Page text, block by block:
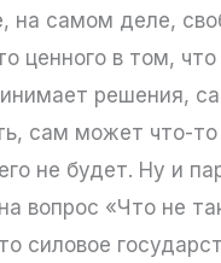
на самом деле,
ценного в том, что
решения,
сам может что-то
не будет. Ну и
вопрос «Что не
силовое